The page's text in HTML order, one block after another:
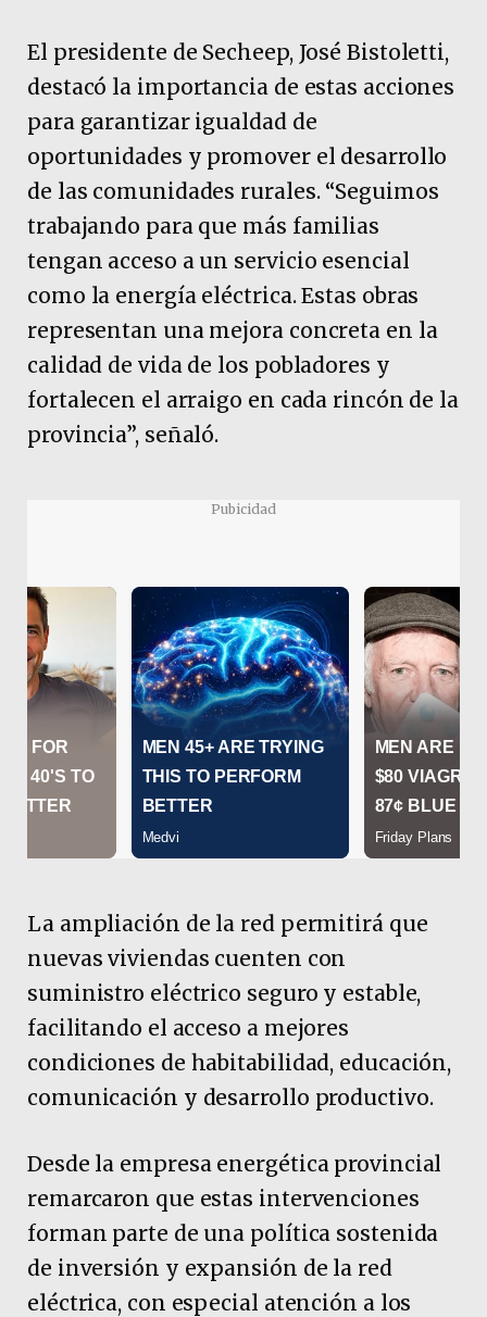
El presidente de Secheep, José Bistoletti,
destacó la importancia de estas acciones
para garantizar igualdad de
oportunidades y promover el desarrollo
de las comunidades rurales. “Seguimos
trabajando para que más familias
tengan acceso a un servicio esencial
como la energía eléctrica. Estas obras
representan una mejora concreta en la
calidad de vida de los pobladores y
fortalecen el arraigo en cada rincón de la
provincia”, señaló.
Pubicidad
La ampliación de la red permitirá que
nuevas viviendas cuenten con
suministro eléctrico seguro y estable,
facilitando el acceso a mejores
condiciones de habitabilidad, educación,
comunicación y desarrollo productivo.
Desde la empresa energética provincial
remarcaron que estas intervenciones
forman parte de una política sostenida
de inversión y expansión de la red
eléctrica, con especial atención a los